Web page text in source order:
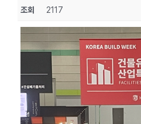
조회 2117